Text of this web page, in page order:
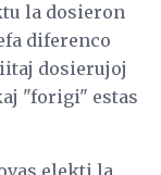
la dosieron
diferenco
dosierujoj
"forigi" estas